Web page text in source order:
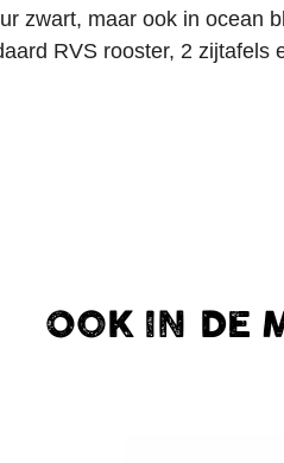
zwart, maar ook in ocean
RVS rooster, 2
OOK IN DE